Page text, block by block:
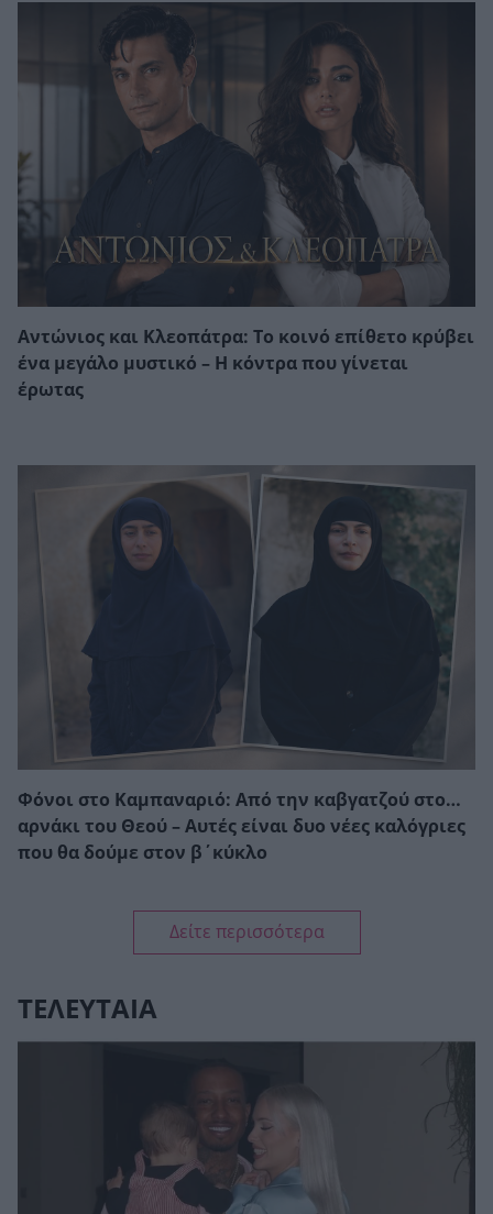
Αντώνιος και Κλεοπάτρα: Το κοινό επίθετο κρύβει
ένα μεγάλο μυστικό – Η κόντρα που γίνεται
έρωτας
Φόνοι στο Καμπαναριό: Από την καβγατζού στο…
αρνάκι του Θεού – Αυτές είναι δυο νέες καλόγριες
που θα δούμε στον β΄κύκλο
Δείτε περισσότερα
ΤΕΛΕΥΤΑΙΑ